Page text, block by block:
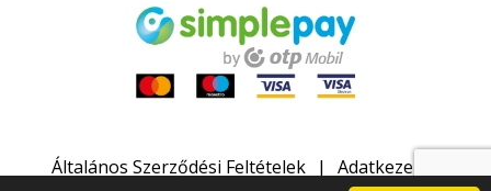
Általános Szerződési Feltételek
Adatkezelési